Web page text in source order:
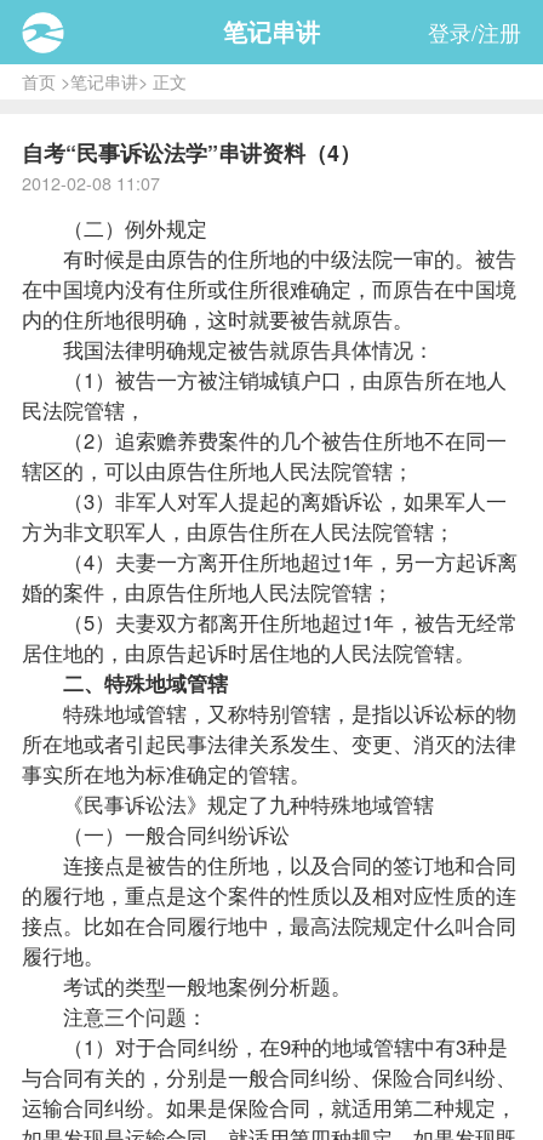
笔记串讲 登录/注册
首页>笔记串讲> 正文
自考“民事诉讼法学”串讲资料（4）
2012-02-08 11:07
（二）例外规定
有时候是由原告的住所地的中级法院一审的。被告
在中国境内没有住所或住所很难确定，而原告在中国境
内的住所地很明确，这时就要被告就原告。
我国法律明确规定被告就原告具体情况：
（1）被告一方被注销城镇户口，由原告所在地人
民法院管辖，
（2）追索赡养费案件的几个被告住所地不在同一
辖区的，可以由原告住所地人民法院管辖；
（3）非军人对军人提起的离婚诉讼，如果军人一
方为非文职军人，由原告住所在人民法院管辖；
（4）夫妻一方离开住所地超过1年，另一方起诉离
婚的案件，由原告住所地人民法院管辖；
（5）夫妻双方都离开住所地超过1年，被告无经常
居住地的，由原告起诉时居住地的人民法院管辖。
二、特殊地域管辖
特殊地域管辖，又称特别管辖，是指以诉讼标的物
所在地或者引起民事法律关系发生、变更、消灭的法律
事实所在地为标准确定的管辖。
《民事诉讼法》规定了九种特殊地域管辖
（一）一般合同纠纷诉讼
连接点是被告的住所地，以及合同的签订地和合同
的履行地，重点是这个案件的性质以及相对应性质的连
接点。比如在合同履行地中，最高法院规定什么叫合同
履行地。
考试的类型一般地案例分析题。
注意三个问题：
（1）对于合同纠纷，在9种的地域管辖中有3种是
与合同有关的，分别是一般合同纠纷、保险合同纠纷、
运输合同纠纷。如果是保险合同，就适用第二种规定，